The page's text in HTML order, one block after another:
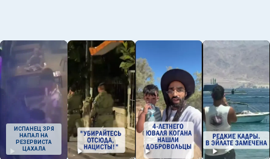
ИСПАНЕЦ ЗРЯ
НАПАЛ НА
РЕЗЕРВИСТА
ЦАХАЛА